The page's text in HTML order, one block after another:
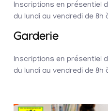
Inscriptions en présentiel
du lundi au vendredi de 8h
Garderie
Inscriptions en présentiel
du lundi au vendredi de 8h